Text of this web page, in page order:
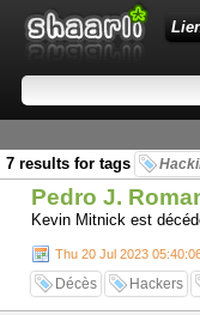
7 results for tags
Pedro J.
Kevin Mitnick est
Thu 20 Jul 2023
Décès Hackers